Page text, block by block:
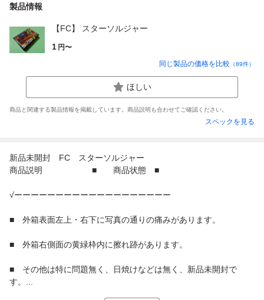
製品情報
【FC】 スターソルジャー
1 円〜
同じ製品の価格を比較 （89件）
ほしい
商品と関連する製品情報を掲載しています。商品説明も合わせてご確認ください。
スペックを見る
新品未開封 FC スターソルジャー
商品説明 ■ 商品状態 ■
√ーーーーーーーーーーーーーーーーーーー
■ 外箱表面左上・右下に写真の通りの痛みがあります。
■ 外箱右側面の黄緑枠内に擦れ跡があります。
■ その他は特に問題無く、日焼けなどは無く、新品未開封で
す。...